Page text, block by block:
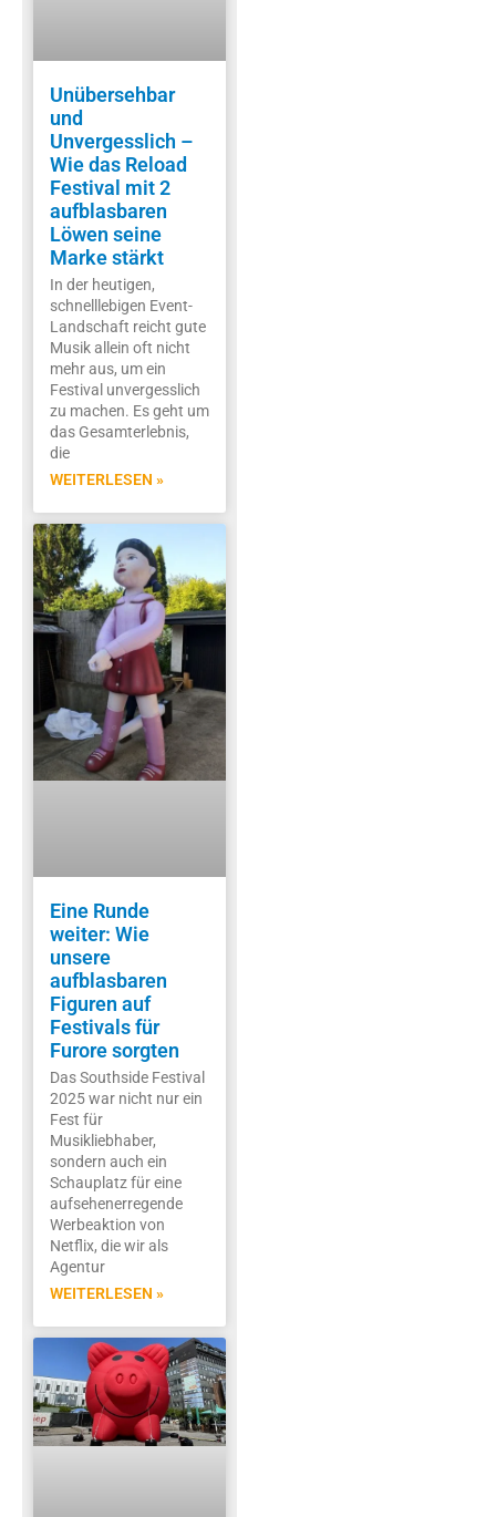
Unübersehbar
und
Unvergesslich –
Wie das Reload
Festival mit 2
aufblasbaren
Löwen seine
Marke stärkt
In der heutigen,
schnelllebigen Event-
Landschaft reicht gute
Musik allein oft nicht
mehr aus, um ein
Festival unvergesslich
zu machen. Es geht um
das Gesamterlebnis,
die
WEITERLESEN »
Eine Runde
weiter: Wie
unsere
aufblasbaren
Figuren auf
Festivals für
Furore sorgten
Das Southside Festival
2025 war nicht nur ein
Fest für
Musikliebhaber,
sondern auch ein
Schauplatz für eine
aufsehenerregende
Werbeaktion von
Netflix, die wir als
Agentur
WEITERLESEN »